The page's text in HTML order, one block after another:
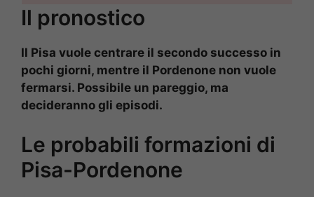
Il pronostico
Il Pisa vuole centrare il secondo successo in
pochi giorni, mentre il Pordenone non vuole
fermarsi. Possibile un pareggio, ma
decideranno gli episodi.
Le probabili formazioni di
Pisa-Pordenone